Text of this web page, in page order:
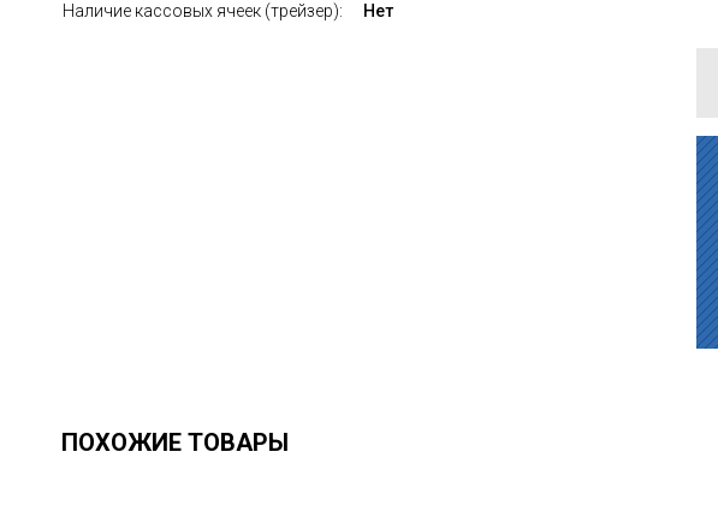
Наличие кассовых ячеек (трейзер):
Нет
ПОХОЖИЕ ТОВАРЫ